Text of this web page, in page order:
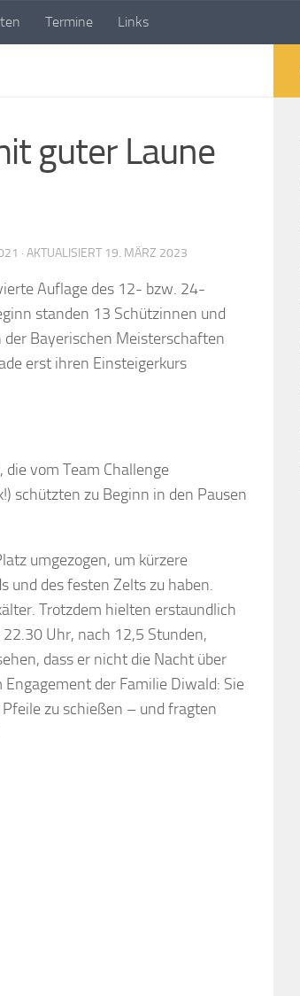
Termine Links
guter Laune
· AKTUALISIERT 19. MÄRZ 2023
Auflage des 12- bzw. 24-
standen 13 Schützinnen und
der Bayerischen Meisterschaften
erst ihren Einsteigerkurs
vom Team Challenge
schützten zu Beginn in den Pausen
umgezogen, um kürzere
und des festen Zelts zu haben.
Trotzdem hielten erstaundlich
Uhr, nach 12,5 Stunden,
dass er nicht die Nacht über
der Familie Diwald: Sie
zu schießen – und fragten